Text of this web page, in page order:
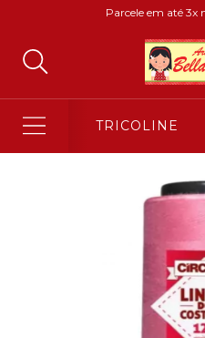
Parcele em até 3x
TRICOLINE